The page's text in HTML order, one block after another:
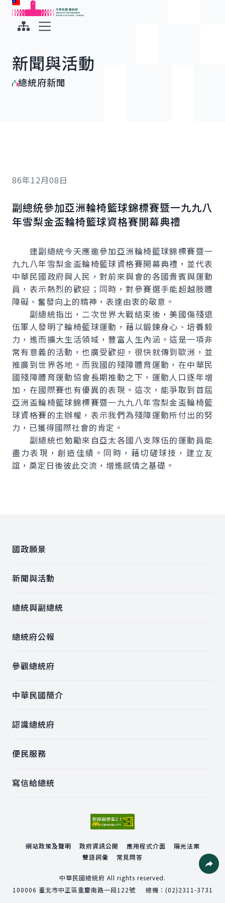
跳到主要內容
中華民國總統府
新聞與活動
總統府新聞
86年12月08日
副總統參加亞洲輪椅籃球錦標賽暨一九九八
年雪梨金盃輪椅籃球資格賽開幕典禮
連副總統今天應邀參加亞洲輪椅籃球錦標賽暨一
九九八年雪梨金盃輪椅籃球資格賽開幕典禮，並代表
中華民國政府與人民，對前來與會的各國貴賓與運動
員，表示熱烈的歡迎；同時，對參賽選手能超越肢體
障礙、奮發向上的精神，表達由衷的敬意。
副總統指出，二次世界大戰結束後，美國傷殘退
伍軍人發明了輪椅籃球運動，藉以鍛鍊身心、培養毅
力，進而擴大生活領域，豐富人生內涵。這是一項非
常有意義的活動，也廣受歡迎，很快就傳到歐洲，並
推廣到世界各地。而我國的殘障體育運動，在中華民
國殘障體育運動協會長期推動之下，運動人口逐年增
加，在國際賽也有優異的表現。這次，能爭取到首屆
亞洲盃輪椅籃球錦標賽暨一九九八年雪梨金盃輪椅籃
球資格賽的主辦權，表示我們為殘障運動所付出的努
力，已獲得國際社會的肯定。
副總統也勉勵來自亞太各國八支隊伍的運動員能
盡力表現，創造佳績。同時，藉切磋球技，建立友
誼，奠定日後彼此交流，增進感情之基礎。
國政願景
新聞與活動
總統與副總統
總統府公報
參觀總統府
中華民國簡介
認識總統府
便民服務
寫信給總統
網站政策及聲明 政府資訊公開 應用程式介面
陽光法案
雙語詞彙
常見問答
中華民國總統府 All rights reserved.
100006 臺北市中正區重慶南路一段122號 總機： (02)2311-3731